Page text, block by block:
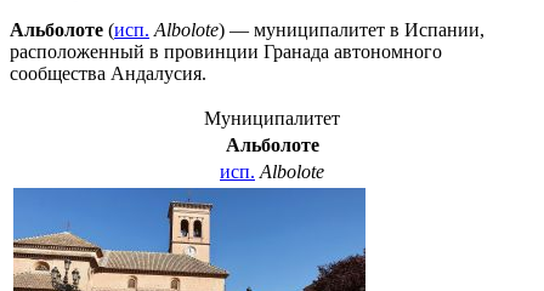
Альболоте (исп. Albolote) — муниципалитет в Испании,
расположенный в провинции Гранада автономного
сообщества Андалусия.
Муниципалитет
Альболоте
исп. Albolote